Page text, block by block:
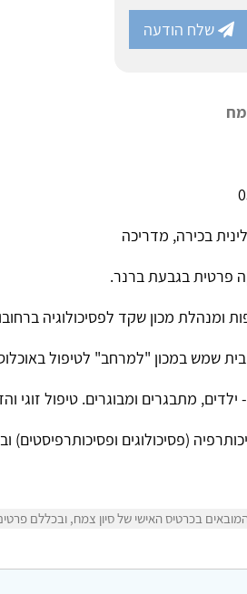
שלח הודעה
בכירה, מדריכה
פרטית בגבעת ברנר.
מכון שקד לפסיכולוגיה ברחובות בין
שמש במכון "למרחב" לטיפול
ילדים, מתבגרים ומבוגרים. טיפול זוגי
(פסיכולוגים ופסיכותרפיסטים)
בכרטיס האישי של סיון צמח, ובכללם